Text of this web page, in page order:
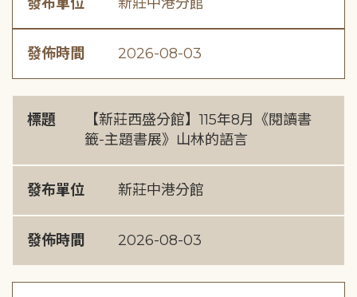
發佈時間 2026-08-03
標題
【新莊西盛分館】115年8月《閱讀書
籤-主題書展》山林的語言
發布單位 新莊中港分館
發佈時間 2026-08-03